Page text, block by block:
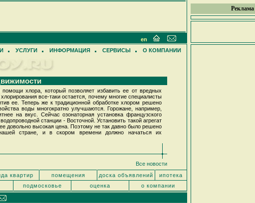
Реклама
en
УСЛУГИ ИНФОРМАЦИЯ СЕРВИСЫ О КОМПАНИИ
хлора, который позволяет избавить ее от вредных
все-таки остается, почему многие специалисты
ее. Теперь же к традиционной обработке хлором решено
воды многократно улучшаются. Горожане, например,
на вкус. Сейчас озонаторная установка французского
станции - Восточной. Установить такой агрегат
довольно высокая цена. Поэтому не так давно было решено
стране, и в скором времени должно начаться их
Все новости
квартир помещения доска объявлений
ипотека
подмосковье оценка о компании